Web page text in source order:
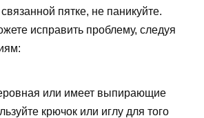
пятке, не паникуйте.
исправить проблему, следуя
или имеет выпирающие
крючок или иглу для того